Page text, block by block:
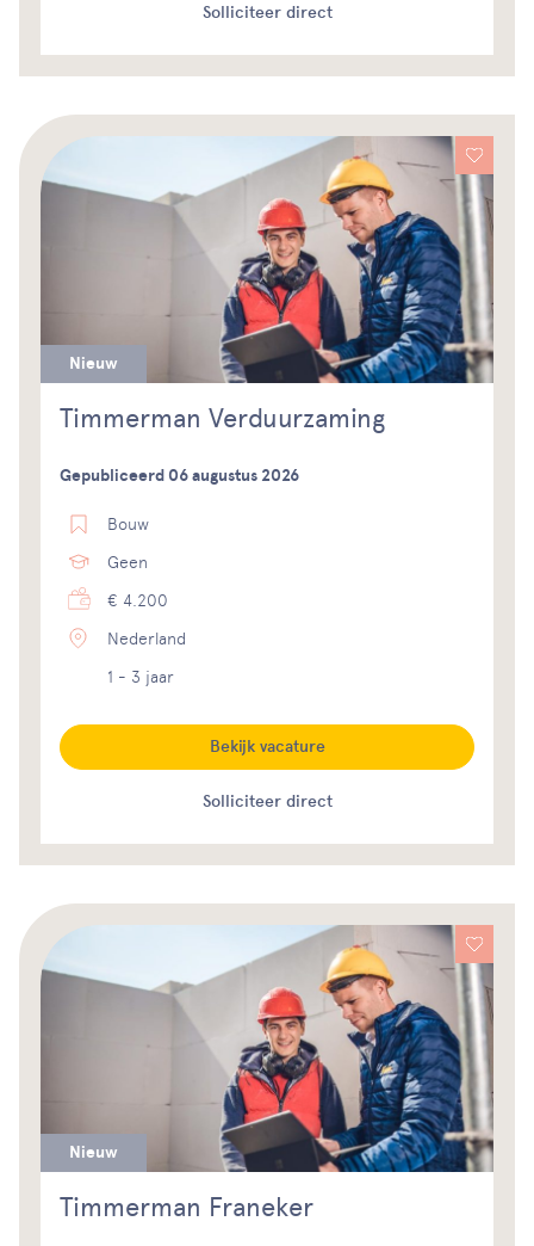
Solliciteer direct
Nieuw
Timmerman Verduurzaming
Gepubliceerd 06 augustus 2026
Bouw
Geen
€ 4.200
Nederland
1 - 3 jaar
Solliciteer direct
Bekijk vacature
Nieuw
Timmerman Franeker